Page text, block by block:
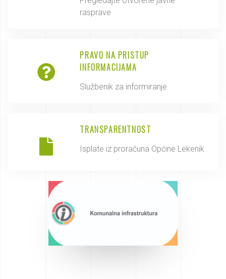
rasprave
PRAVO NA PRISTUP
INFORMACIJAMA
Službenik za informiranje
TRANSPARENTNOST
Isplate iz proračuna Općine Lekenik